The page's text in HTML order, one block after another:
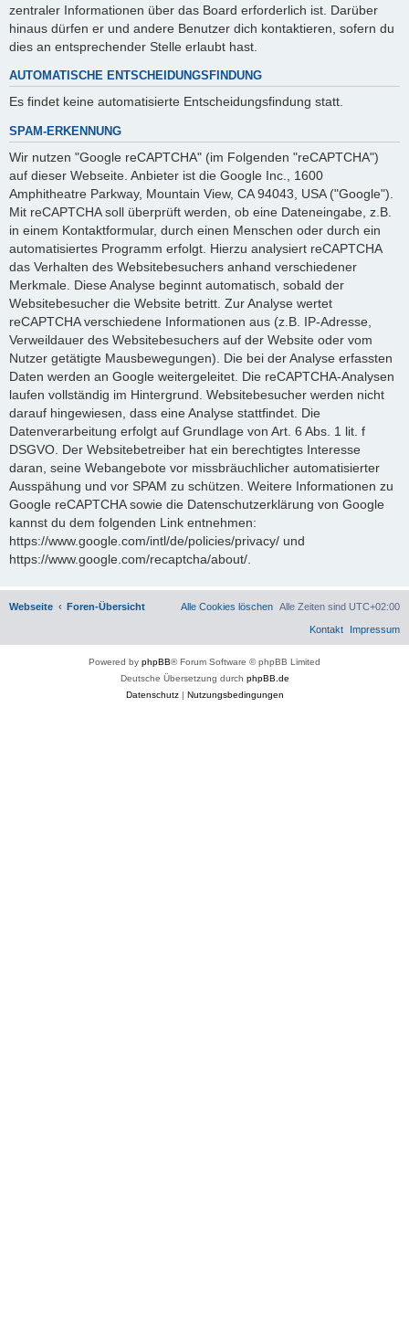
zentraler Informationen über das Board erforderlich ist. Darüber
hinaus dürfen er und andere Benutzer dich kontaktieren, sofern du
dies an entsprechender Stelle erlaubt hast.
AUTOMATISCHE ENTSCHEIDUNGSFINDUNG
Es findet keine automatisierte Entscheidungsfindung statt.
SPAM-ERKENNUNG
Wir nutzen "Google reCAPTCHA" (im Folgenden "reCAPTCHA")
auf dieser Webseite. Anbieter ist die Google Inc., 1600
Amphitheatre Parkway, Mountain View, CA 94043, USA ("Google").
Mit reCAPTCHA soll überprüft werden, ob eine Dateneingabe, z.B.
in einem Kontaktformular, durch einen Menschen oder durch ein
automatisiertes Programm erfolgt. Hierzu analysiert reCAPTCHA
das Verhalten des Websitebesuchers anhand verschiedener
Merkmale. Diese Analyse beginnt automatisch, sobald der
Websitebesucher die Website betritt. Zur Analyse wertet
reCAPTCHA verschiedene Informationen aus (z.B. IP-Adresse,
Verweildauer des Websitebesuchers auf der Website oder vom
Nutzer getätigte Mausbewegungen). Die bei der Analyse erfassten
Daten werden an Google weitergeleitet. Die reCAPTCHA-Analysen
laufen vollständig im Hintergrund. Websitebesucher werden nicht
darauf hingewiesen, dass eine Analyse stattfindet. Die
Datenverarbeitung erfolgt auf Grundlage von Art. 6 Abs. 1 lit. f
DSGVO. Der Websitebetreiber hat ein berechtigtes Interesse
daran, seine Webangebote vor missbräuchlicher automatisierter
Ausspähung und vor SPAM zu schützen. Weitere Informationen zu
Google reCAPTCHA sowie die Datenschutzerklärung von Google
kannst du dem folgenden Link entnehmen:
https://www.google.com/intl/de/policies/privacy/ und
https://www.google.com/recaptcha/about/.
Webseite Foren-Übersicht Alle Zeiten sind UTC+02:00
Alle Cookies löschen
Impressum
Kontakt
Powered by phpBB® Forum Software © phpBB Limited
Deutsche Übersetzung durch phpBB.de
Datenschutz| Nutzungsbedingungen